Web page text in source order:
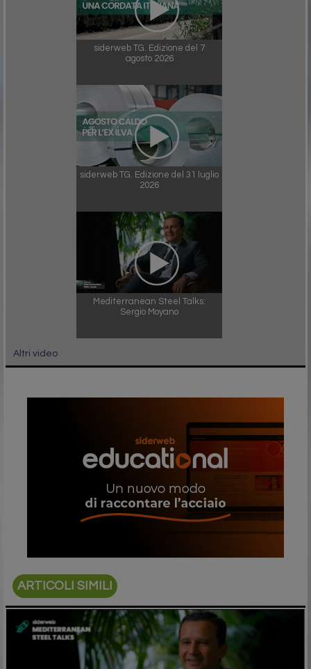
siderweb TG. Edizione del 7
agosto 2026
siderweb TG. Edizione del 31 luglio
2026
Mediterranean Steel Talks:
Sergio Moyano
Altri video
ARTICOLI SIMILI